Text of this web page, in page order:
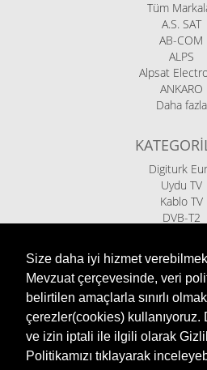
Size daha iyi hizmet
Mevzuat çerçevesinde, veri
belirtilen amaçlarla sınırlı
çerezler(cookies) kullanıyoruz.
ve izin iptali ile ilgili olarak
Politikamızı tıklayarak
Tüm
A.S. SAT
AB-COM
ALPS
Alpsat
ANKARO
Daha fazla
Digiturk
Uydu TV
Kablo TV
DVB-T2
TV-
Ariasat eShop - Uydu Sistemleri
Keplerstr.96 | 41236